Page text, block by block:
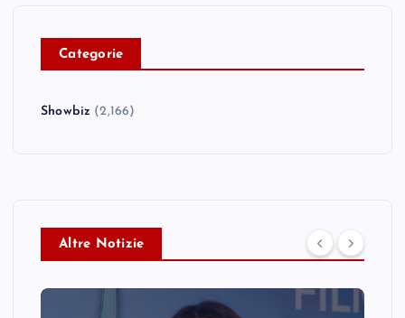
Categorie
Showbiz (2,166)
Altre Notizie